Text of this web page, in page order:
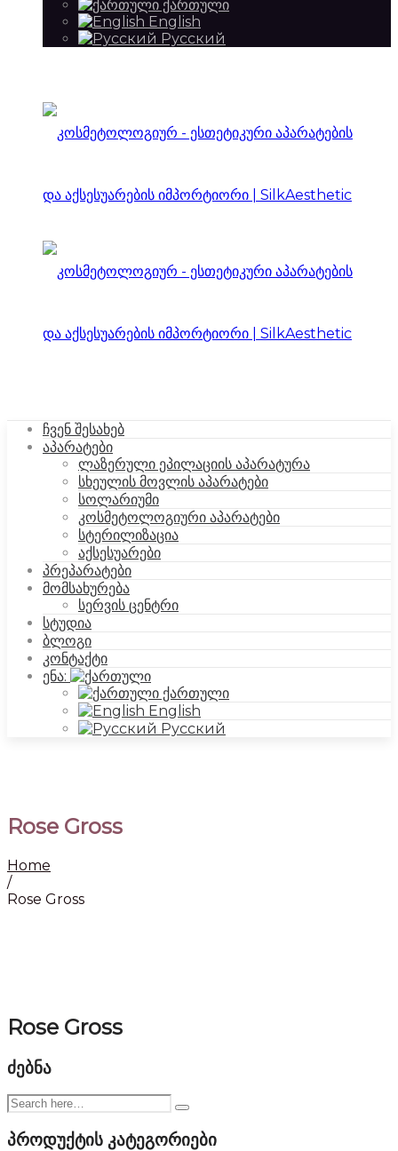
SilkAesthetic
ქართული
English
Русский
ჩვენ შესახებ
აპარატები
ლაზერული ეპილაციის აპარატურა
სხეულის მოვლის აპარატები
სოლარიუმი
კოსმეტოლოგიური აპარატები
სტერილიზაცია
აქსესუარები
პრეპარატები
მომსახურება
სერვის ცენტრი
სტუდია
ბლოგი
კონტაქტი
ენა:
ქართული
English
Русский
Rose Gross
Home
/
Rose Gross
Rose Gross
ძებნა
პროდუქტის კატეგორიები